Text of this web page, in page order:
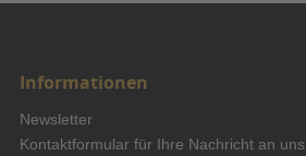
Informationen
Newsletter
Kontaktformular für Ihre Nachricht an uns